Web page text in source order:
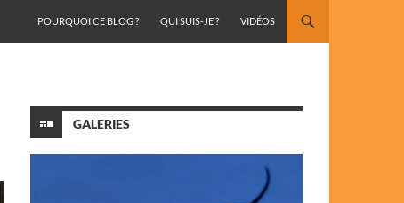
POURQUOI CE BLOG ?
QUI SUIS-JE ? VIDÉOS
GALERIES